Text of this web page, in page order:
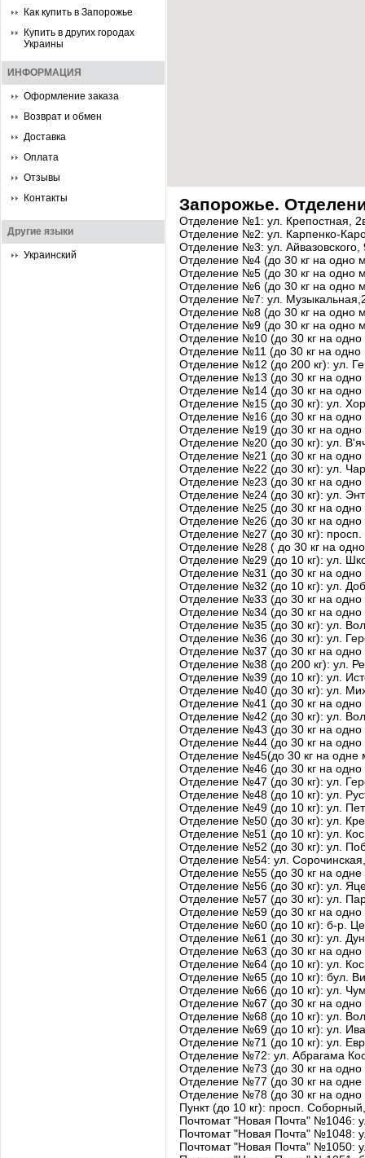
Как купить в Запорожье
Купить в других городах
Украины
ИНФОРМАЦИЯ
Оформление заказа
Возврат и обмен
Доставка
Оплата
Отзывы
Контакты
Другие языки
Украинский
Запорожье.
Отделение №1: ул. Крепостная,
Отделение №2: ул. Карпенко-
Отделение №3: ул.
Отделение №4 (до 30 кг на одно
Отделение №5 (до 30 кг на одно
Отделение №6 (до 30 кг на одно
Отделение №7: ул.
Отделение №8 (до 30 кг на одно
Отделение №9 (до 30 кг на одно
Отделение №10 (до 30 кг на
Отделение №11 (до 30 кг на
Отделение №12 (до 200 кг): ул.
Отделение №13 (до 30 кг на
Отделение №14 (до 30 кг на
Отделение №15 (до 30 кг): ул.
Отделение №16 (до 30 кг на
Отделение №19 (до 30 кг на
Отделение №20 (до 30 кг): ул.
Отделение №21 (до 30 кг на
Отделение №22 (до 30 кг): ул.
Отделение №23 (до 30 кг на
Отделение №24 (до 30 кг): ул.
Отделение №25 (до 30 кг на
Отделение №26 (до 30 кг на
Отделение №27 (до 30 кг):
Отделение №28 ( до 30 кг на
Отделение №29 (до 10 кг): ул.
Отделение №31 (до 30 кг на
Отделение №32 (до 10 кг): ул.
Отделение №33 (до 30 кг на
Отделение №34 (до 30 кг на
Отделение №35 (до 30 кг): ул.
Отделение №36 (до 30 кг): ул.
Отделение №37 (до 30 кг на
Отделение №38 (до 200 кг): ул.
Отделение №39 (до 10 кг): ул.
Отделение №40 (до 30 кг): ул.
Отделение №41 (до 30 кг на
Отделение №42 (до 30 кг): ул.
Отделение №43 (до 30 кг на
Отделение №44 (до 30 кг на
Отделение №45(до 30 кг на одне
Отделение №46 (до 30 кг на
Отделение №47 (до 30 кг): ул.
Отделение №48 (до 10 кг): ул.
Отделение №49 (до 10 кг): ул.
Отделение №50 (до 30 кг): ул.
Отделение №51 (до 10 кг): ул.
Отделение №52 (до 30 кг): ул.
Отделение №54: ул.
Отделение №55 (до 30 кг на одне
Отделение №56 (до 30 кг): ул.
Отделение №57 (до 30 кг): ул.
Отделение №59 (до 30 кг на
Отделение №60 (до 10 кг): б-р.
Отделение №61 (до 30 кг): ул.
Отделение №63 (до 30 кг на
Отделение №64 (до 10 кг): ул.
Отделение №65 (до 10 кг): бул.
Отделение №66 (до 10 кг): ул.
Отделение №67 (до 30 кг на
Отделение №68 (до 10 кг): ул.
Отделение №69 (до 10 кг): ул.
Отделение №71 (до 10 кг): ул.
Отделение №72: ул. Абрагама
Отделение №73 (до 30 кг на
Отделение №77 (до 30 кг на
Отделение №78 (до 30 кг на
Пункт (до 10 кг): просп.
Почтомат "Новая Почта"
Почтомат "Новая Почта" №1048:
Почтомат "Новая Почта"